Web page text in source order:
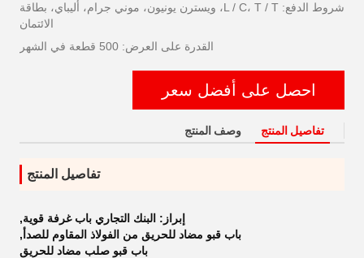
شروط الدفع: L / C، T / T، ويسترن يونيون، موني جرام، أليباي، بطاقة
الائتمان
القدرة على العرض: 500 قطعة في الشهر
احصل على أفضل سعر
تفاصيل المنتج وصف المنتج
تفاصيل المنتج
إبراز: البنك التجاري باب غرفة قوية,
باب قبو مضاد للحريق من الفولاذ المقاوم للصدأ ,
باب قبو صلب مضاد للحريق